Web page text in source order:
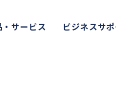
・サービス ビジネスサ